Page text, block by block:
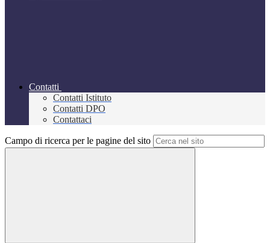
Contatti
Contatti Istituto
Contatti DPO
Contattaci
Campo di ricerca per le pagine del sito